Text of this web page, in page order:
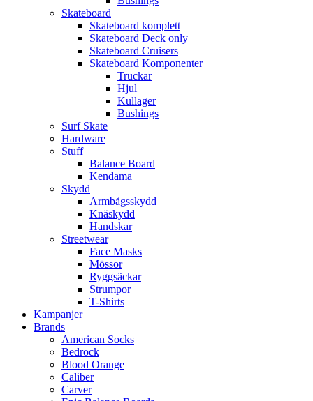
Skateboard
Skateboard komplett
Skateboard Deck only
Skateboard Cruisers
Skateboard Komponenter
Truckar
Hjul
Kullager
Bushings
Surf Skate
Hardware
Stuff
Balance Board
Kendama
Skydd
Armbågsskydd
Knäskydd
Handskar
Streetwear
Face Masks
Mössor
Ryggsäckar
Strumpor
T-Shirts
Kampanjer
Brands
American Socks
Bedrock
Blood Orange
Caliber
Carver